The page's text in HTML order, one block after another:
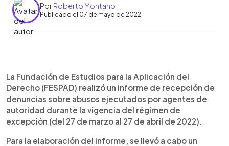
PorRoberto Montano
Publicado el 07 de mayo de 2022
► Escuchar artículo
La Fundación de Estudios para la Aplicación del
Derecho (FESPAD) realizó un informe de recepción de
denuncias sobre abusos ejecutados por agentes de
autoridad durante la vigencia del régimen de
excepción (del 27 de marzo al 27 de abril de 2022).
Para la elaboración del informe, se llevó a cabo un